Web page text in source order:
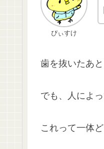
ぴぃすけ
歯を抜いたあ
でも、人によ
これって一体